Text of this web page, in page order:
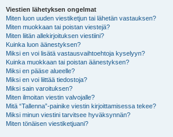
Viestien lähetyksen ongelmat
Miten luon uuden viestiketjun tai lähetän vastauksen?
Miten muokkaan tai poistan viestejä?
Miten liitän allekirjoituksen viestiini?
Kuinka luon äänestyksen?
Miksi en voi lisätä vastausvaihtoehtoja kyselyyn?
Kuinka muokkaan tai poistan äänestyksen?
Miksi en pääse alueelle?
Miksi en voi liittää tiedostoja?
Miksi sain varoituksen?
Miten ilmoitan viestin valvojalle?
Mitä “Tallenna”-painike viestin kirjoittamisessa tekee?
Miksi minun viestini tarvitsee hyväksynnän?
Miten tönäisen viestiketjuani?